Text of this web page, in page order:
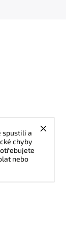
spustili a
chyby
nebo